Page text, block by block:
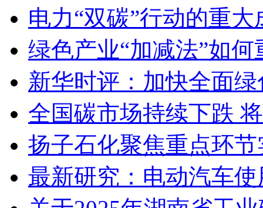
电力“双碳”行动的重
绿色产业“加减法”如
新华时评：加快全面
全国碳市场持续下跌
扬子石化聚焦重点环
最新研究：电动汽车